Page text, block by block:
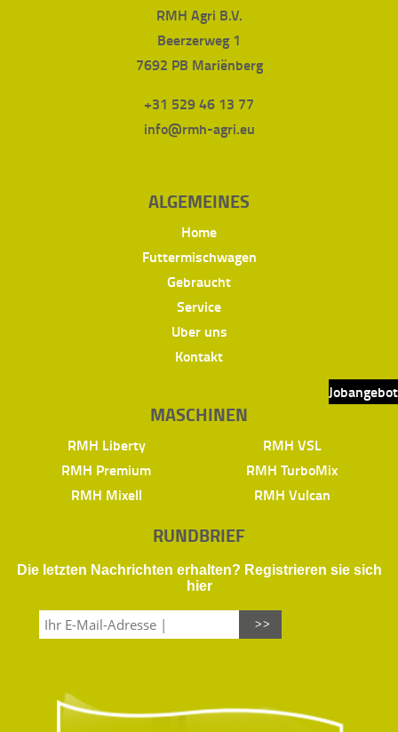
RMH Agri B.V.
Beerzerweg 1
7692 PB Mariënberg
+31 529 46 13 77
info@rmh-agri.eu
ALGEMEINES
Home
Futtermischwagen
Gebraucht
Service
Uber uns
Kontakt
Jobangebot
MASCHINEN
RMH Liberty
RMH VSL
RMH Premium
RMH TurboMix
RMH Mixell
RMH Vulcan
RUNDBRIEF
Die letzten Nachrichten erhalten? Registrieren sie sich
hier